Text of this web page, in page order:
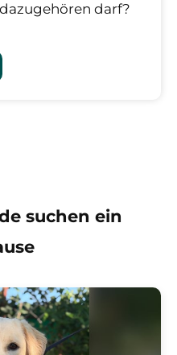
darf?
suchen ein